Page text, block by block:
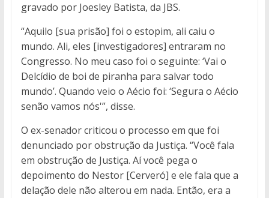
gravado por Joesley Batista, da JBS.
“Aquilo [sua prisão] foi o estopim, ali caiu o
mundo. Ali, eles [investigadores] entraram no
Congresso. No meu caso foi o seguinte: ‘Vai o
Delcídio de boi de piranha para salvar todo
mundo’. Quando veio o Aécio foi: ‘Segura o Aécio
senão vamos nós'”, disse.
O ex-senador criticou o processo em que foi
denunciado por obstrução da Justiça. “Você fala
em obstrução de Justiça. Aí você pega o
depoimento do Nestor [Cerveró] e ele fala que a
delação dele não alterou em nada. Então, era a